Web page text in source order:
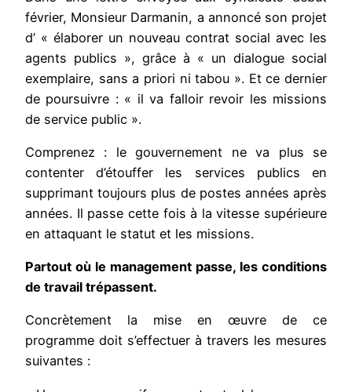
février, Monsieur Darmanin, a annoncé son projet
d’ « élaborer un nouveau contrat social avec les
agents publics », grâce à « un dialogue social
exemplaire, sans a priori ni tabou ». Et ce dernier
de poursuivre : « il va falloir revoir les missions
de service public ».
Comprenez : le gouvernement ne va plus se
contenter d’étouffer les services publics en
supprimant toujours plus de postes années après
années. Il passe cette fois à la vitesse supérieure
en attaquant le statut et les missions.
Partout où le management passe, les conditions
de travail trépassent.
Concrètement la mise en œuvre de ce
programme doit s’effectuer à travers les mesures
suivantes :